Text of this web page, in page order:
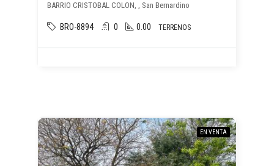
BARRIO CRISTOBAL COLON, , San Bernardino
BRO-8894 0 0.00 TERRENOS
EN VENTA